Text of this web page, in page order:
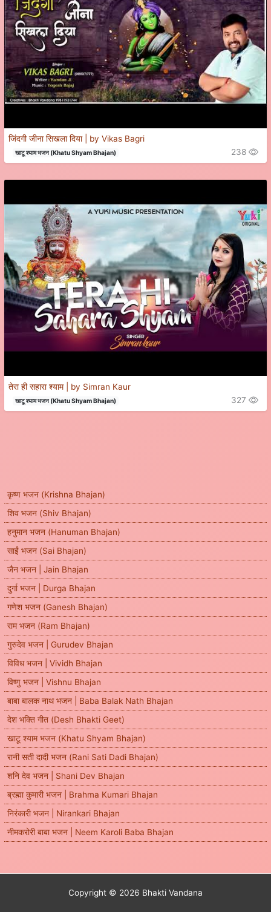
कृष्ण भजन (Krishna Bhajan)
शिव भजन (Shiv Bhajan)
हनुमान भजन (Hanuman Bhajan)
साईं भजन (Sai Bhajan)
जैन भजन | Jain Bhajan
दुर्गा भजन | Durga Bhajan
गणेश भजन (Ganesh Bhajan)
राम भजन (Ram Bhajan)
गुरुदेव भजन | Gurudev Bhajan
विविध भजन | Vividh Bhajan
विष्णु भजन | Vishnu Bhajan
बाबा बालक नाथ भजन | Baba Balak Nath Bhajan
देश भक्ति गीत (Desh Bhakti Geet)
खाटू श्याम भजन (Khatu Shyam Bhajan)
रानी सती दादी भजन (Rani Sati Dadi Bhajan)
शनि देव भजन | Shani Dev Bhajan
ब्रह्मा कुमारी भजन | Brahma Kumari Bhajan
निरंकारी भजन | Nirankari Bhajan
नीमकरोरी बाबा भजन | Neem Karoli Baba Bhajan
जिंदगी जीना सिखला दिया | by Vikas Bagri
खाटू श्याम भजन (Khatu Shyam Bhajan) 238
तेरा ही सहारा श्याम | by Simran Kaur
खाटू श्याम भजन (Khatu Shyam Bhajan) 327
Copyright © 2026 Bhakti Vandana